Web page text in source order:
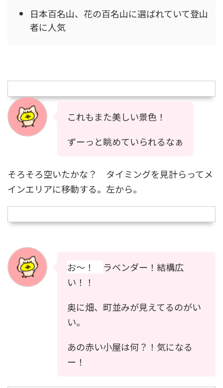
日本百名山、花の百名山に選ばれていて登山
者に人気
これもまた美しい景色！
ずーっと眺めていられるなぁ
そろそろ空いたかな？ タイミングを見計らってメ
インエリアに移動する。左から。
お〜！ ラベンダー！結構広
い！！
奥に畑、町並みが見えてるのがい
い。
あの赤い小屋は何？！気になる
ー！